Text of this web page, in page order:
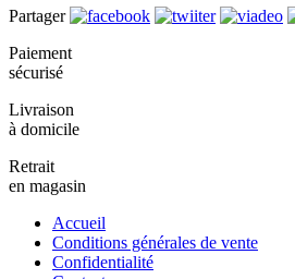
Partager
Paiement
sécurisé
Livraison
à domicile
Retrait
en magasin
Accueil
Conditions générales de vente
Confidentialité